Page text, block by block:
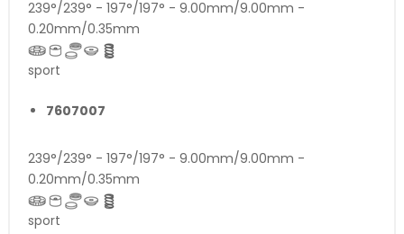
239°/239° - 197°/197° - 9.00mm/9.00mm -
0.20mm/0.35mm
sport
7607007
239°/239° - 197°/197° - 9.00mm/9.00mm -
0.20mm/0.35mm
sport